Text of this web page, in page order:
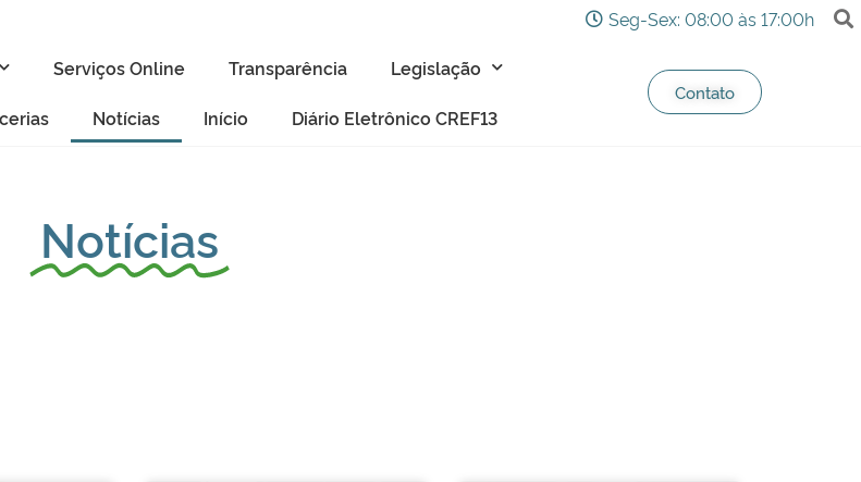
Seg-Sex: 08:00 às 17:00h
Serviços Online Transparência Legislação
Notícias Início Diário Eletrônico CREF13
Contato
Notícias